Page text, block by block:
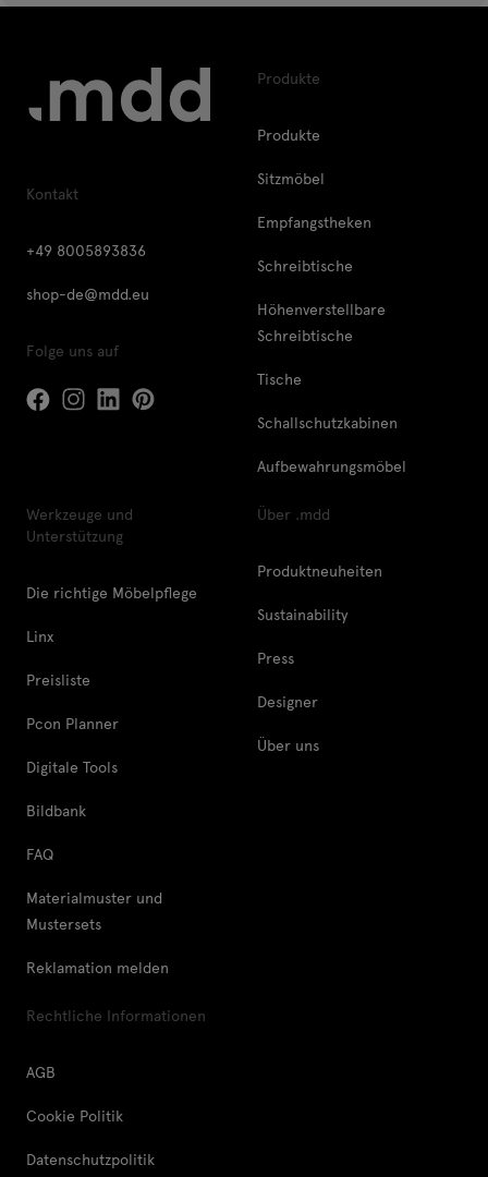
Kontakt
+49 8005893836
shop-de@mdd.eu
Folge uns auf
Produkte
Produkte
Sitzmöbel
Empfangstheken
Schreibtische
Höhenverstellbare
Schreibtische
Tische
Schallschutzkabinen
Aufbewahrungsmöbel
Werkzeuge und
Unterstützung
Die richtige Möbelpflege
Linx
Preisliste
Pcon Planner
Digitale Tools
Bildbank
FAQ
Materialmuster und
Mustersets
Reklamation melden
Über .mdd
Produktneuheiten
Sustainability
Press
Designer
Über uns
Rechtliche Informationen
AGB
Cookie Politik
Datenschutzpolitik